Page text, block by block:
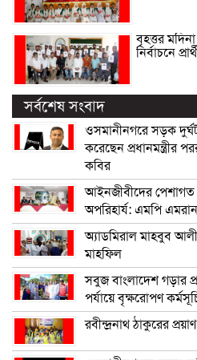
বৃহত্তর
নির্বাচনে
সর্বশেষ সংবাদ
ওসমানীনগরে সড়ক
করেছেন প্রধানমন্ত্রীর
কবির
আইনজীবীদের পেশাগত
অপরিহার্য: এমপি
অ্যাডমিরাল মাহবুব
মাহফিল
সবুজ বাংলাদেশ গড়ার
পর্যায়ে বৃক্ষরোপণ
রবীন্দ্রনাথ ঠাকুরের